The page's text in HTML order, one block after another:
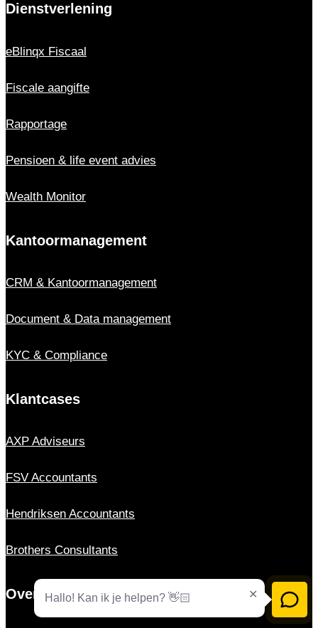
Dienstverlening
eBlinqx Fiscaal
Fiscale aangifte
Rapportage
Pensioen & life event advies
Wealth Monitor
Kantoor­management
CRM & Kantoor­management
Document & Data management
KYC & Compliance
Klantcases
AXP Adviseurs
FSV Accountants
Hendriksen Accountants
Brothers Consultants
Over onsHallo! Kan ik je helpen? 👋🏻